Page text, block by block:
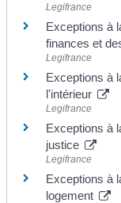
Legifrance
Exceptions à
finances et
Legifrance
Exceptions à
l'intérieur
Legifrance
Exceptions à
justice
Legifrance
Exceptions à
logement